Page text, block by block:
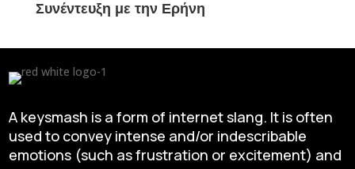
Συνέντευξη με την Ερήνη
A keysmash is a form of internet slang. It is often
used to convey intense and/or indescribable
emotions (such as frustration or excitement) and